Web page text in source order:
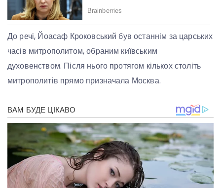
До речі, Йоасаф Кроковський був останнім за царських
часів митрополитом, обраним київським
духовенством. Після нього протягом кількох століть
митрополитів прямо призначала Москва.